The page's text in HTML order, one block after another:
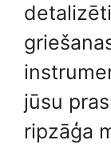
jūsu
ripzāģa